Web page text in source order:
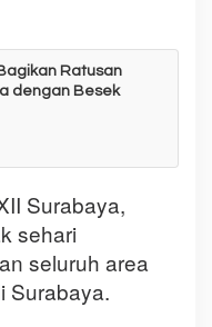
Ratusan
dengan Besek
Surabaya,
sehari
seluruh area
Surabaya.